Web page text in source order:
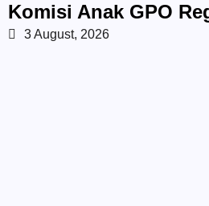
Komisi Anak GPO
3 August, 2026